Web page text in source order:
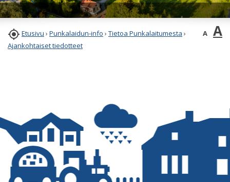
 Etusivu › Punkalaidun-info › Tietoa Punkalaitumesta ›
Ajankohtaiset tiedotteet
A A